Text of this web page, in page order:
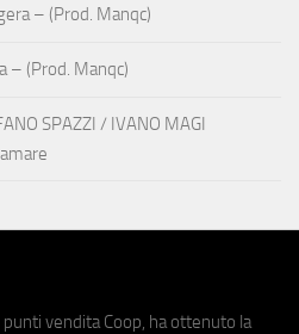
– (Prod. Manqc)
– (Prod. Manqc)
SPAZZI / IVANO MAGI
punti vendita Coop, ha ottenuto la